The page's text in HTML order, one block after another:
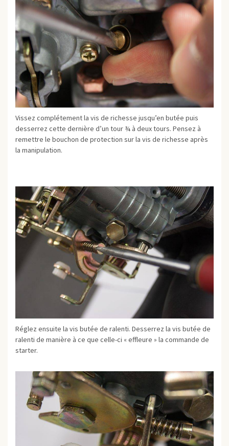
Vissez complétement la vis de richesse jusqu’en butée puis
desserrez cette dernière d’un tour ¾ à deux tours. Pensez à
remettre le bouchon de protection sur la vis de richesse après
la manipulation.
Réglez ensuite la vis butée de ralenti. Desserrez la vis butée de
ralenti de manière à ce que celle-ci « effleure » la commande de
starter.